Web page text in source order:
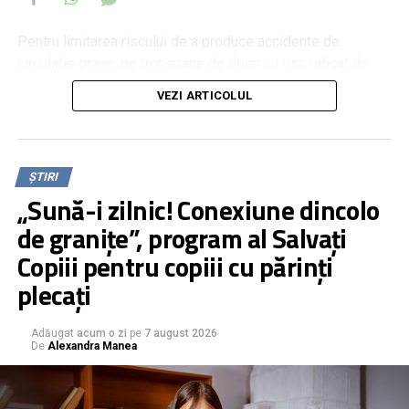
evenimente rutiere, Roman TV a propus montarea unor
panouri stradale cu mesaje impactante și cu imagini reale
Municipiului Roman spun că este una bună, dar nu simplu
VEZI ARTICOLUL
ȘTIRI
„Sună-i zilnic! Conexiune dincolo
de granițe”, program al Salvați
Copiii pentru copiii cu părinți
plecați
Adăugat acum o zi pe 7 august 2026
De Alexandra Manea